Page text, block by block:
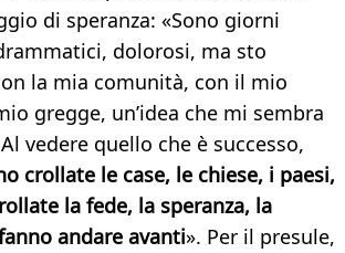
di speranza: «Sono giorni
dolorosi, ma sto
la mia comunità, con il mio
gregge, un’idea che mi sembra
vedere quello che è successo,
crollate le case, le chiese, i paesi,
la fede, la speranza, la
andare avanti». Per il presule,